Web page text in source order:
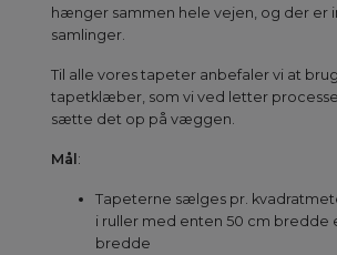
hænger sammen hele vejen, og der er
samlinger.
Til alle vores tapeter anbefaler vi at
tapetklæber, som vi ved letter
sætte det op på væggen.
Mål :
Tapeterne sælges pr.
i ruller med enten 50 cm bredde
bredde